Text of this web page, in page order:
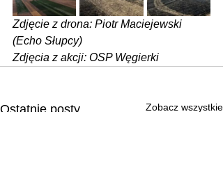
Zdjęcie z drona: Piotr Maciejewski
(Echo Słupcy)
Zdjęcia z akcji: OSP Węgierki
Ostatnie posty Zobacz wszystkie